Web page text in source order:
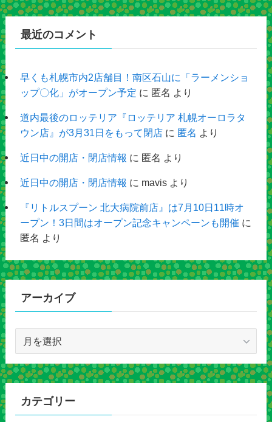
最近のコメント
早くも札幌市内2店舗目！南区石山に「ラーメンショ
ップ〇化」がオープン予定 に 匿名 より
道内最後のロッテリア『ロッテリア 札幌オーロラタ
ウン店』が3月31日をもって閉店に 匿名 より
近日中の開店・閉店情報 に 匿名 より
近日中の開店・閉店情報 に mavisより
『リトルスプーン 北大病院前店』は7月10日11時オ
ープン！3日間はオープン記念キャンペーンも開催 に
匿名 より
アーカイブ
カ
イ
カテゴリー